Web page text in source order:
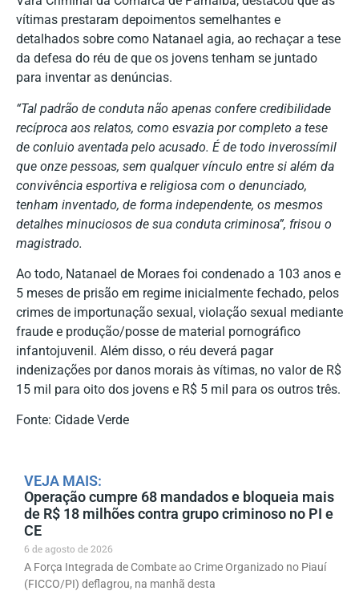
vítimas prestaram depoimentos semelhantes e
detalhados sobre como Natanael agia, ao rechaçar a tese
da defesa do réu de que os jovens tenham se juntado
para inventar as denúncias.
“Tal padrão de conduta não apenas confere credibilidade
recíproca aos relatos, como esvazia por completo a tese
de conluio aventada pelo acusado. É de todo inverossímil
que onze pessoas, sem qualquer vínculo entre si além da
convivência esportiva e religiosa com o denunciado,
tenham inventado, de forma independente, os mesmos
detalhes minuciosos de sua conduta criminosa”, frisou o
magistrado.
Ao todo, Natanael de Moraes foi condenado a 103 anos e
5 meses de prisão em regime inicialmente fechado, pelos
crimes de importunação sexual, violação sexual mediante
fraude e produção/posse de material pornográfico
infantojuvenil. Além disso, o réu deverá pagar
indenizações por danos morais às vítimas, no valor de R$
15 mil para oito dos jovens e R$ 5 mil para os outros três.
Fonte: Cidade Verde
VEJA MAIS:
Operação cumpre 68 mandados e bloqueia mais
de R$ 18 milhões contra grupo criminoso no PI e
CE
6 de agosto de 2026
A Força Integrada de Combate ao Crime Organizado no Piauí
(FICCO/PI) deflagrou, na manhã desta